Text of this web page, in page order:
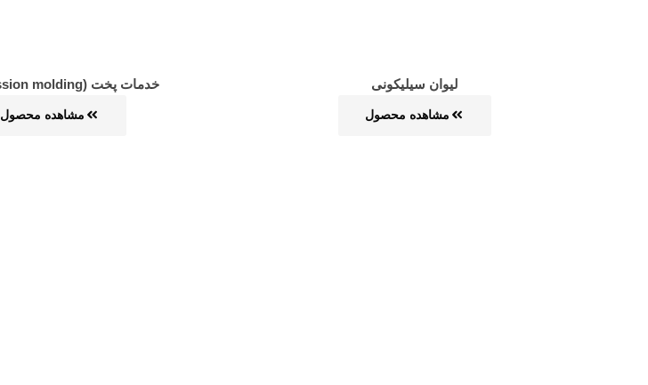
لیوان سیلیکونی
مشاهده محصول
خدمات پخت (Compression molding)
مشاهده محصول